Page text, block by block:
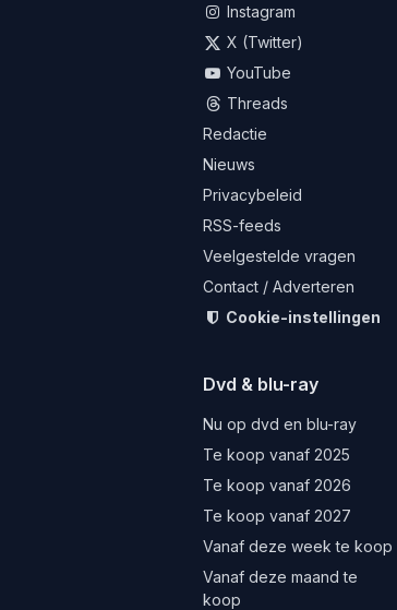
Instagram
X (Twitter)
YouTube
Threads
Redactie
Nieuws
Privacybeleid
RSS-feeds
Veelgestelde vragen
Contact / Adverteren
Cookie-instellingen
Dvd & blu-ray
Nu op dvd en blu-ray
Te koop vanaf 2025
Te koop vanaf 2026
Te koop vanaf 2027
Vanaf deze week te koop
Vanaf deze maand te
koop